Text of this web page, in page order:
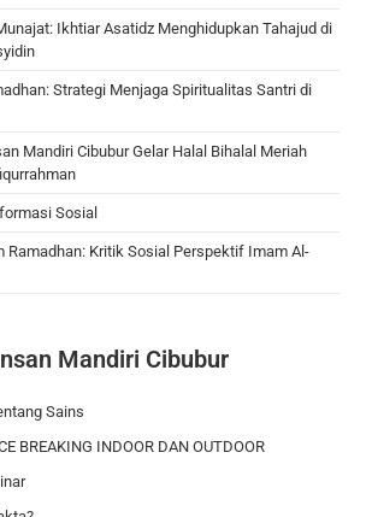
Ikhtiar Asatidz Menghidupkan Tahajud di
Strategi Menjaga Spiritualitas Santri di
Mandiri Cibubur Gelar Halal Bihalal Meriah
Sosial
Ramadhan: Kritik Sosial Perspektif Imam Al-
Mandiri Cibubur
Sains
BREAKING INDOOR DAN OUTDOOR